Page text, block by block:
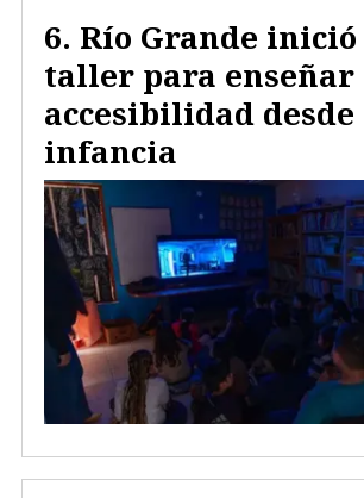
Río Grande
taller para enseñar
accesibilidad desde
infancia